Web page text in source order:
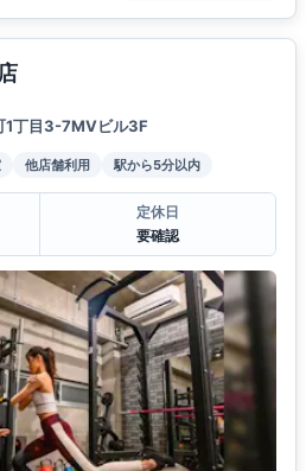
1丁目3-7MVビル3F
他店舗利用 駅から5分以内
定休日
要確認